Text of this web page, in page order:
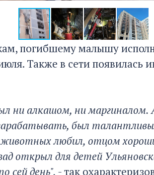
погибшему малышу
Также в сети
ни алкашом, ни
был
любил, отцом
открыл для детей
сей день", -так